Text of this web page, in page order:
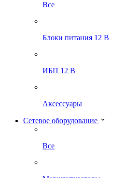
Все
Блоки питания 12 В
ИБП 12 В
Аксессуары
Сетевое оборудование
Все